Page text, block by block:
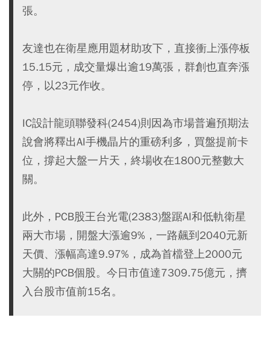
張。
友達也在衛星應用題材助攻下，直接衝上漲停板
15.15元，成交量爆出逾19萬張，群創也直奔漲
停，以23元作收。
IC設計龍頭聯發科(2454)則因為市場普遍預期法
說會將釋出AI手機晶片的重磅利多，買盤提前卡
位，撐起大盤一片天，終場收在1800元整數大
關。
此外，PCB股王台光電(2383)盤踞AI和低軌衛星
兩大市場，開盤大漲逾9%，一路飆到2040元新
天價、漲幅高達9.97%，成為首檔登上2000元
大關的PCB個股。今日市值達7309.75億元，擠
入台股市值前15名。